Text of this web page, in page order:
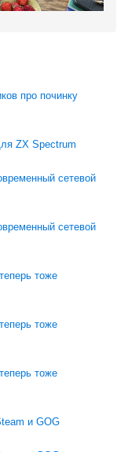
про починку
ZX Spectrum
сетевой
сетевой
тоже
тоже
тоже
и GOG